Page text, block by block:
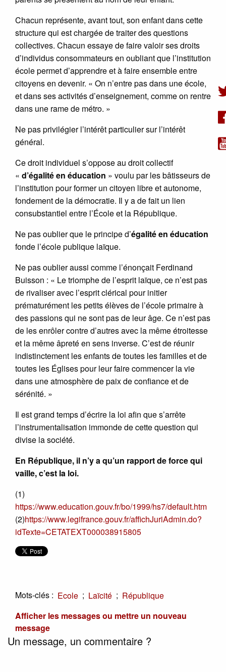
Chacun représente, avant tout, son enfant dans cette
structure qui est chargée de traiter des questions
collectives. Chacun essaye de faire valoir ses droits
d’individus consommateurs en oubliant que l’institution
école permet d’apprendre et à faire ensemble entre
citoyens en devenir. « On n’entre pas dans une école,
et dans ses activités d’enseignement, comme on rentre
dans une rame de métro. »
Ne pas privilégier l’intérêt particulier sur l’intérêt
général.
Ce droit individuel s’oppose au droit collectif
« d’égalité en éducation » voulu par les bâtisseurs de
l’institution pour former un citoyen libre et autonome,
fondement de la démocratie. Il y a de fait un lien
consubstantiel entre l’École et la République.
Ne pas oublier que le principe d’égalité en éducation
fonde l’école publique laïque.
Ne pas oublier aussi comme l’énonçait Ferdinand
Buisson : « Le triomphe de l’esprit laïque, ce n’est pas
de rivaliser avec l’esprit clérical pour initier
prématurément les petits élèves de l’école primaire à
des passions qui ne sont pas de leur âge. Ce n’est pas
de les enrôler contre d’autres avec la même étroitesse
et la même âpreté en sens inverse. C’est de réunir
indistinctement les enfants de toutes les familles et de
toutes les Églises pour leur faire commencer la vie
dans une atmosphère de paix de confiance et de
sérénité. »
Il est grand temps d’écrire la loi afin que s’arrête
l’instrumentalisation immonde de cette question qui
divise la société.
En République, il n’y a qu’un rapport de force qui
vaille, c’est la loi.
(1)
https://www.education.gouv.fr/bo/1999/hs7/default.htm
(2)https://www.legifrance.gouv.fr/affichJuriAdmin.do?
idTexte=CETATEXT000038915805
Mots-clés : Ecole ; Laïcité ; République
Afficher les messages ou mettre un nouveau
message
Un message, un commentaire ?